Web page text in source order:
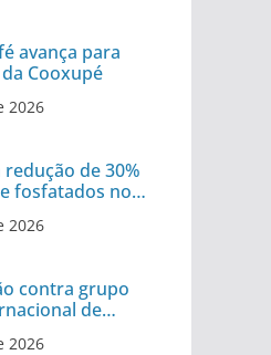
avança para
Cooxupé
2026
de 30%
fosfatados no
2026
contra grupo
de
2026